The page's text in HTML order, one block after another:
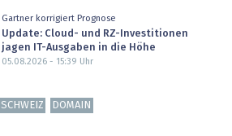
Gartner korrigiert Prognose
Update: Cloud- und RZ-Investitionen
jagen IT-Ausgaben in die Höhe
05.08.2026 - 15:39 Uhr
SCHWEIZ
DOMAIN